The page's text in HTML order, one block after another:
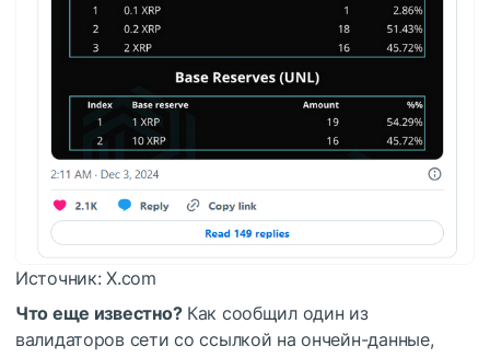
Источник: X.com
Что еще известно?Как сообщил один из
валидаторов сети со ссылкой на ончейн-данные,